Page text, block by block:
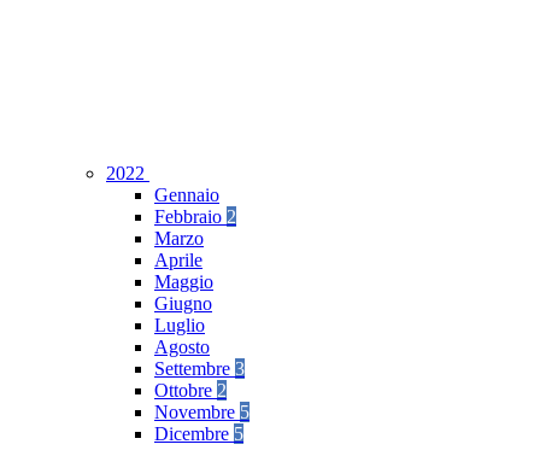
2022
Gennaio
Febbraio 2
Marzo
Aprile
Maggio
Giugno
Luglio
Agosto
Settembre 3
Ottobre 2
Novembre 5
Dicembre 5